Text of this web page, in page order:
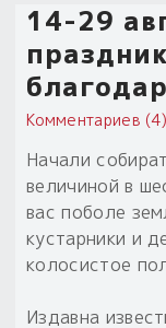
14-29
Комментариев (4)
Начали
величиной в
вас поболе
кустарники и
колосистое
Издавна